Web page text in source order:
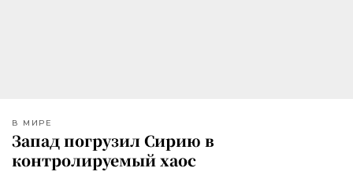
В МИРЕ
Запад погрузил Сирию в
контролируемый хаос